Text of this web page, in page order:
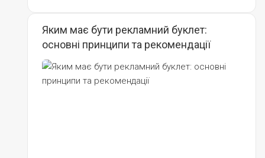
Яким має бути рекламний буклет:
основні принципи та рекомендації